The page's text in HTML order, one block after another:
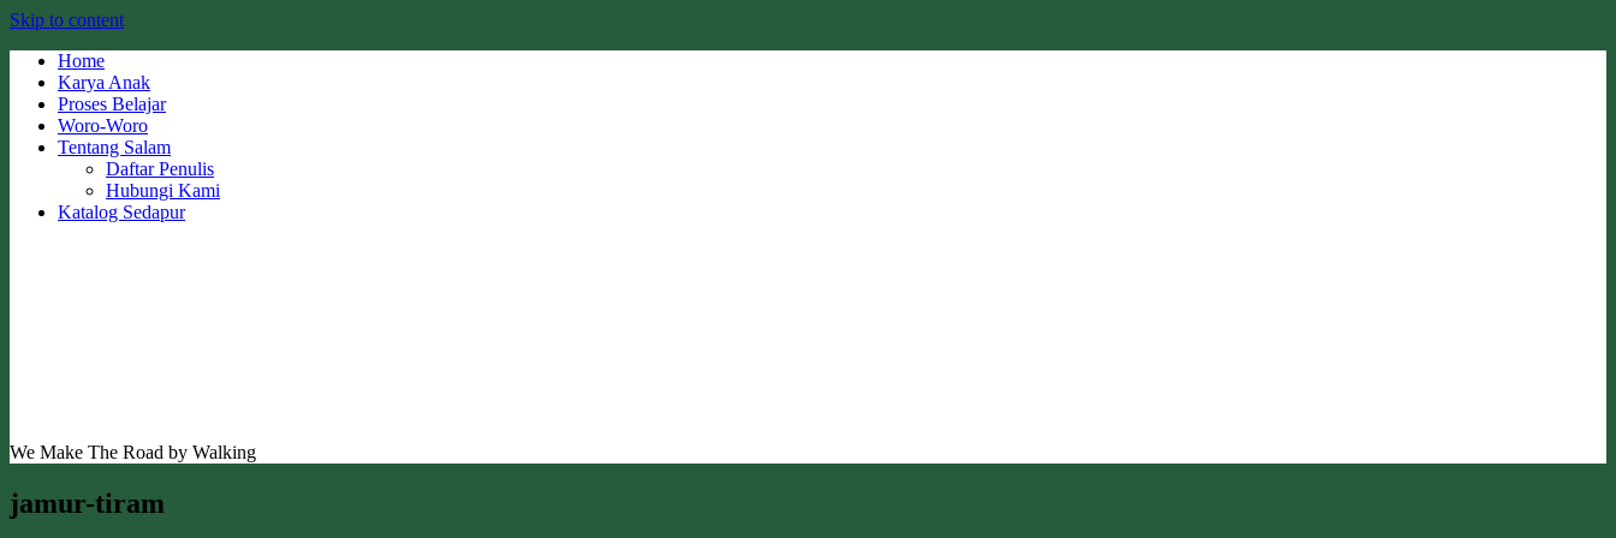
Skip to content
Home
Karya Anak
Proses Belajar
Woro-Woro
Tentang Salam
Daftar Penulis
Hubungi Kami
Katalog Sedapur
We Make The Road by Walking
jamur-tiram